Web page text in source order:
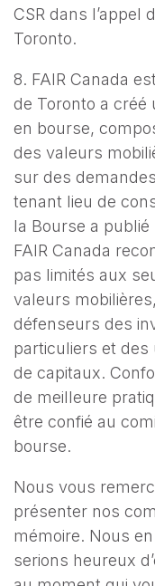
CSR dans l’appel
Toronto.
8. FAIR Canada
de Toronto a créé
en bourse,
des valeurs
sur des
tenant lieu de
la Bourse a
FAIR Canada
pas limités aux
valeurs
défenseurs des
particuliers et des
de capitaux.
de meilleure
être confié au
bourse.
Nous vous
présenter nos
mémoire. Nous
serions heureux